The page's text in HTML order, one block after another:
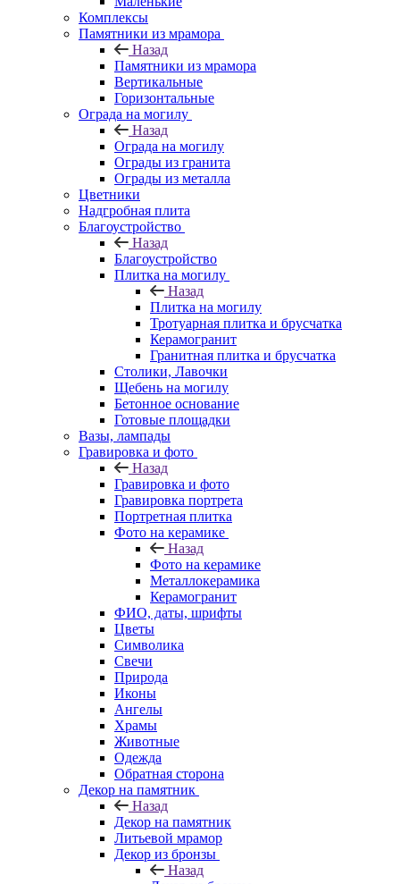
Комплексы
Памятники из мрамора
Назад
Памятники из мрамора
Вертикальные
Горизонтальные
Ограда на могилу
Назад
Ограда на могилу
Ограды из гранита
Ограды из металла
Цветники
Надгробная плита
Благоустройство
Назад
Благоустройство
Плитка на могилу
Назад
Плитка на могилу
Тротуарная плитка и брусчатка
Керамогранит
Гранитная плитка и брусчатка
Столики, Лавочки
Щебень на могилу
Бетонное основание
Готовые площадки
Вазы, лампады
Гравировка и фото
Назад
Гравировка и фото
Гравировка портрета
Портретная плитка
Фото на керамике
Назад
Фото на керамике
Металлокерамика
Керамогранит
ФИО, даты, шрифты
Цветы
Символика
Свечи
Природа
Иконы
Ангелы
Храмы
Животные
Одежда
Обратная сторона
Декор на памятник
Назад
Декор на памятник
Литьевой мрамор
Декор из бронзы
Назад